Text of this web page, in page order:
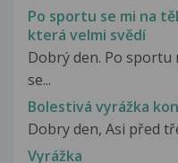
Po sportu se mi na
která velmi svědí
Dobrý den. Po sportu
se...
Bolestivá vyrážka
Dobry den, Asi před
Vyrážka